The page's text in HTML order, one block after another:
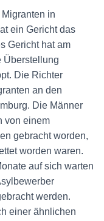
in
ein Gericht das
Gericht hat am
Überstellung
Die Richter
an den
Die Männer
von einem
gebracht worden,
worden waren.
auf sich warten
werden.
einer ähnlichen